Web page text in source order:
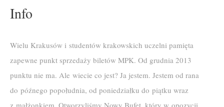
Info
Wielu Krakusów i studentów krakowskich uczelni pamięta
zapewne punkt sprzedaży biletów MPK. Od grudnia 2013
punktu nie ma. Ale wiecie co jest? Ja jestem. Jestem od rana
do późnego popołudnia, od poniedziałku do piątku wraz
z małżonkiem. Otworzyliśmy Nowy Bufet, który w opozycji